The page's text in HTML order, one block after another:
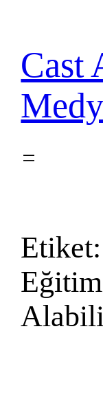
Cast
Etiket: